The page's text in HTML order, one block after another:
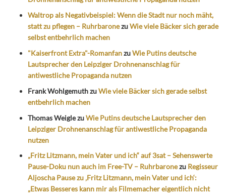
Waltrop als Negativbeispiel: Wenn die Stadt nur noch mäht,
statt zu pflegen – RuhrbaronezuWie viele Bäcker sich gerade
selbst entbehrlich machen
"Kaiserfront Extra"-RomanfanzuWie Putins deutsche
Lautsprecher den Leipziger Drohnenanschlag für
antiwestliche Propaganda nutzen
Frank WohlgemuthzuWie viele Bäcker sich gerade selbst
entbehrlich machen
Thomas WeiglezuWie Putins deutsche Lautsprecher den
Leipziger Drohnenanschlag für antiwestliche Propaganda
nutzen
„Fritz Litzmann, mein Vater und ich“ auf 3sat – Sehenswerte
Pause-Doku nun auch im Free-TV – Ruhrbaronezu Regisseur
Aljoscha Pause zu ‚Fritz Litzmann, mein Vater und ich‘:
„Etwas Besseres kann mir als Filmemacher eigentlich nicht